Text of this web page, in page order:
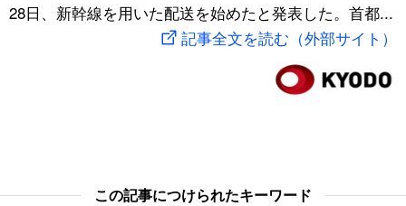
文化
動画/Live
スポーツ・東京2020
28日、新幹線を用いた配送を始めたと発表した。首都...
記事全文を読む（外部サイト）
この記事につけられたキーワード